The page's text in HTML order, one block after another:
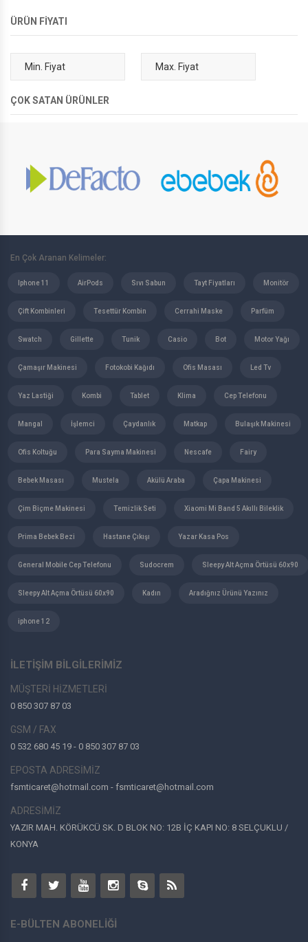
ÜRÜN FİYATI
ÇOK SATAN ÜRÜNLER
En Çok Aranan Kelimeler:
Iphone 11 AirPods Sıvı Sabun Tayt Fiyatları Monitör
Çift Kombinleri Tesettür Kombin Cerrahi Maske Parfüm
Swatch Gillette Tunik Casio Bot Motor Yağı
Çamaşır Makinesi Fotokobi Kağıdı Ofis Masası Led Tv
Yaz Lastiği Kombi Tablet Klima Cep Telefonu
Mangal İşlemci Çaydanlık Matkap Bulaşık Makinesi
Ofis Koltuğu Para Sayma Makinesi Nescafe Fairy
Bebek Masası Mustela Akülü Araba Çapa Makinesi
Çim Biçme Makinesi Temizlik Seti Xiaomi Mi Band 5 Akıllı Bileklik
Prima Bebek Bezi Hastane Çıkışı Yazar Kasa Pos
General Mobile Cep Telefonu Sudocrem Sleepy Alt Açma Örtüsü 60x90
Sleepy Alt Açma Örtüsü 60x90 Kadın Aradığnız Ürünü Yazınız
iphone 12
İLETİŞİM BİLGİLERİMİZ
MÜŞTERİ HİZMETLERİ
0 850 307 87 03
GSM / FAX
0 532 680 45 19 - 0 850 307 87 03
EPOSTA ADRESİMİZ
fsmticaret@hotmail.com - fsmticaret@hotmail.com
ADRESİMİZ
YAZIR MAH. KÖRÜKCÜ SK. D BLOK NO: 12B İÇ KAPI NO: 8 SELÇUKLU /
KONYA
E-BÜLTEN ABONELİĞİ